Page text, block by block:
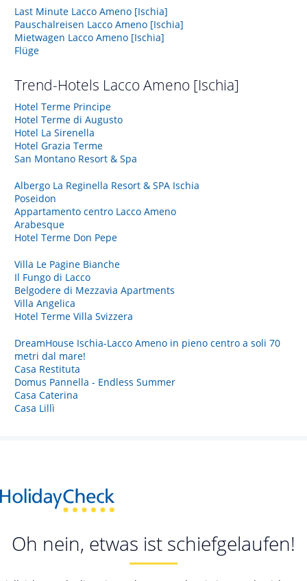
Last Minute Lacco Ameno [Ischia]
Pauschalreisen Lacco Ameno [Ischia]
Mietwagen Lacco Ameno [Ischia]
Flüge
Trend-Hotels Lacco Ameno [Ischia]
Hotel Terme Principe
Hotel Terme di Augusto
Hotel La Sirenella
Hotel Grazia Terme
San Montano Resort & Spa
Albergo La Reginella Resort & SPA Ischia
Poseidon
Appartamento centro Lacco Ameno
Arabesque
Hotel Terme Don Pepe
Villa Le Pagine Bianche
Il Fungo di Lacco
Belgodere di Mezzavia Apartments
Villa Angelica
Hotel Terme Villa Svizzera
DreamHouse Ischia-Lacco Ameno in pieno centro a soli 70
metri dal mare!
Casa Restituta
Domus Pannella - Endless Summer
Casa Caterina
Casa Lillì
Oh nein, etwas ist schiefgelaufen!